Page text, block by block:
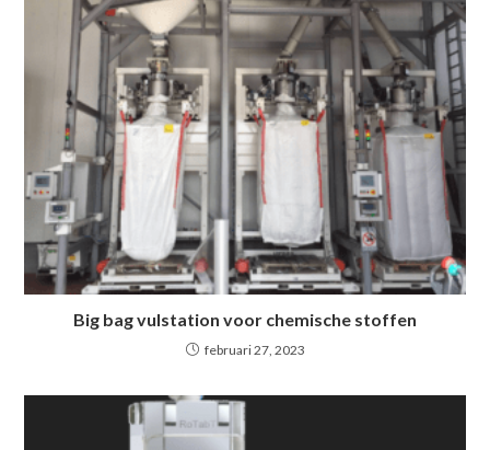
Big bag vulstation voor chemische stoffen
februari 27, 2023